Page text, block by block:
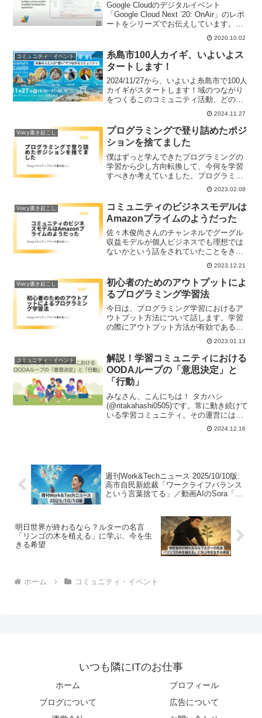
Google Cloudのデジタルイベント
「Google Cloud Next ’20: OnAir」のレポ
ートをシリーズでお伝えしています。今
回はGASの新しいIDEの発表とデモのよ
うすについてレポートをお送りします！
2020.10.02
コミュニティ・イベント
糸島市100人カイギ、いよいよス
タートします！
2024/11/27から、いよいよ糸島市で100人
カイギがスタートします！域のつながり
をつくるこのコミュニティ活動、どのよ
うなきっかけではじまり、どんなことを
期待しているのか、お伝えしたいと思い
ます。
2024.11.27
Voicy書き起こし
プログラミングで登り詰めたポジ
ションを捨てました
僕はずっと学んできたプログラミングの
学習から少し方向転換して、今何を学習
すべきか考えていました。プログラミン
グ力の向上のためにできることは信頼す
る皆さんに託して僕自身が身軽になり、
「日本の働くの価値を上げる」ために新
しいことを学び始めています。
2023.02.08
Voicy書き起こし
コミュニティのビジネスモデルは
Amazonプライムのようだった
佐々木俊尚さんのチャンネルでグーグル
収益モデルが個人ビジネスでも理想では
ないかという話をされていたことをきっ
かけとして、ノンプロ研のビジネスモデ
ルがAmazonプライムから自治体みたいに
なってきたよっていう話をさせていただ
きます。
2023.12.21
Voicy書き起こし
初心者のためのアウトプットによ
るプログラミング学習法
今日は、プログラミング学習におけるア
ウトプット方法について話します。学習
の際にアウトプット方法が有効であるこ
とを強調し、インプット方法よりもアウ
トプット方法を多めに持つことが理想的
であることを説明しました。アウトプッ
ト方法としては、書くことと話すことが
あり、脳の記憶を定着させるためには、
オススメのアウトプット言語化方法3つを
紹介しました。
2023.01.13
コミュニティ・イベント
解説！学習コミュニティにおける
OODAループの「意思決定」と
「行動」
みなさん、こんにちは！ タカハシ
(@ntakahashi0505)です。常に動き続けて
いる学習コミュニティ。その運営には、
迅速で柔軟な意思決定と行動ができる
OODAループが適しています。前回まで
2024.12.16
週刊Work&Techニュース 2025/10/10版:
高市自民新総裁「ワークライフバランス
という言葉捨てる」／動画AIのSora「オ
明日世界が終わるなら？ルターの名言
「リンゴの木を植える」に学ぶ、今を生
きる希望
ホーム コミュニティ・イベント
いつも隣にITのお仕事
ホーム
プロフィール
ブログについて
広告について